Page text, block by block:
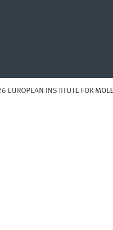
EUROPEAN INSTITUTE FOR